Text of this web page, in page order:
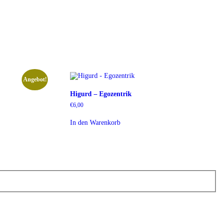
Angebot!
Higurd – Egozentrik
€6,00
In den Warenkorb